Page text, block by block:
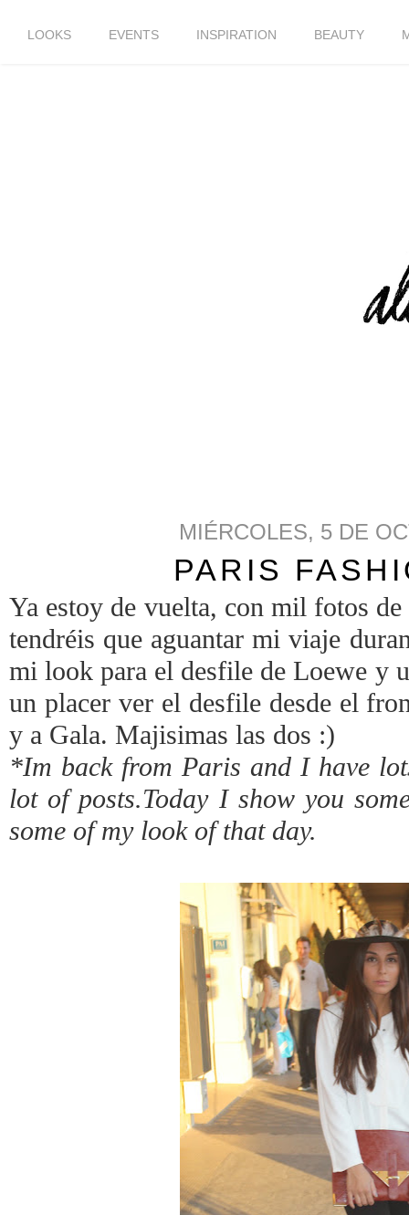
LOOKS EVENTS INSPIRATION BEAUTY
MIÉRCOLES, 5 DE
PARIS
Ya estoy de vuelta, con mil fotos
tendréis que aguantar mi viaje
mi look para el desfile de Loewe y
un placer ver el desfile desde el
y a Gala. Majisimas las dos :)
*Im back from Paris and I have
lot of posts.Today I show you
some of my look of that day.